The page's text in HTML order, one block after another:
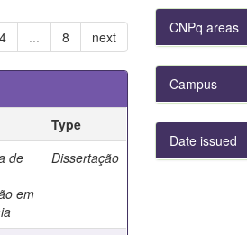
4 ... 8 next
Type
de
em
Dissertação
CNPq areas
Campus
Date issued